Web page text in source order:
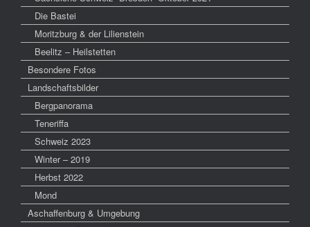
Die Bastei
Moritzburg & der Lilienstein
Beelitz – Heilstetten
Besondere Fotos
Landschaftsbilder
Bergpanorama
Teneriffa
Schweiz 2023
Winter – 2019
Herbst 2022
Mond
Aschaffenburg & Umgebung